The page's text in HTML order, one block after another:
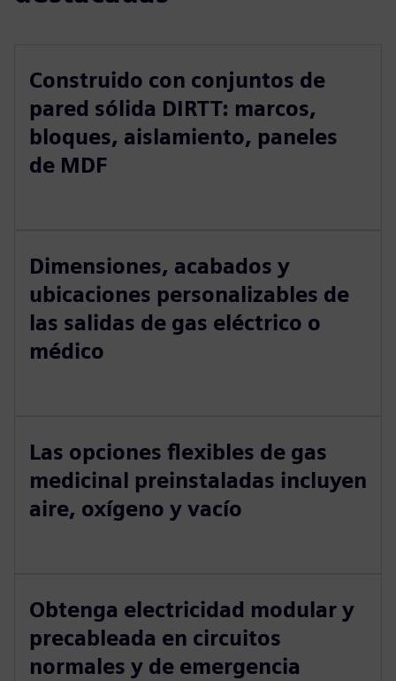
Construido con conjuntos de
pared sólida DIRTT: marcos,
bloques, aislamiento, paneles
de MDF
Dimensiones, acabados y
ubicaciones personalizables de
las salidas de gas eléctrico o
médico
Las opciones flexibles de gas
medicinal preinstaladas incluyen
aire, oxígeno y vacío
Obtenga electricidad modular y
precableada en circuitos
normales y de emergencia